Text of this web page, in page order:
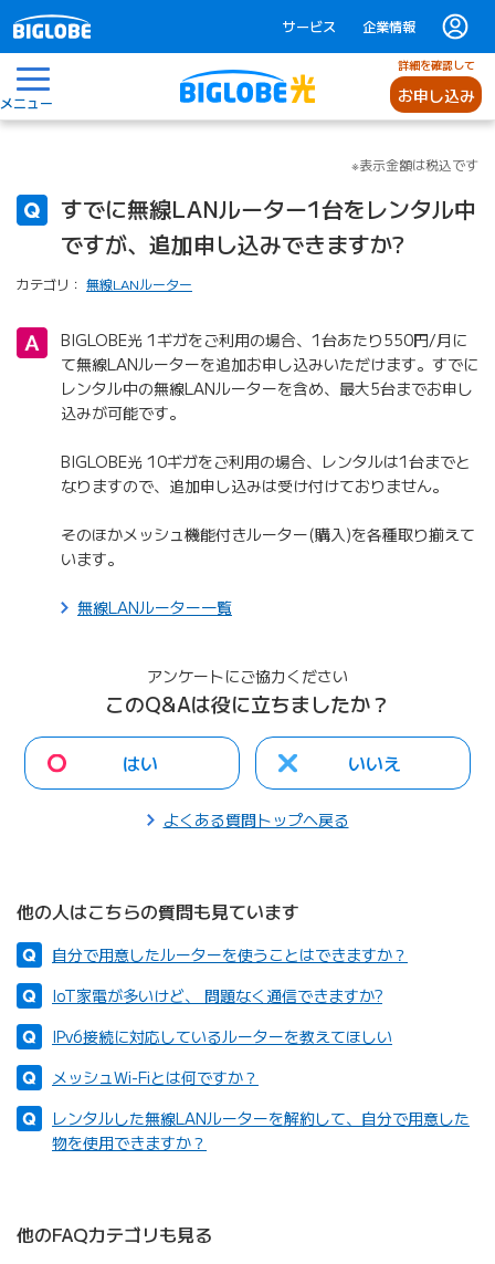
サービス 企業情報
メニュー
詳細を確認して
お申し込み
※表示金額は税込です
すでに無線LANルーター1台をレンタル中
ですが、追加申し込みできますか?
カテゴリ： 無線LANルーター
BIGLOBE光 1ギガをご利用の場合、1台あたり550円/月に
て無線LANルーターを追加お申し込みいただけます。すでに
レンタル中の無線LANルーターを含め、最大5台までお申し
込みが可能です。
BIGLOBE光 10ギガをご利用の場合、レンタルは1台までと
なりますので、追加申し込みは受け付けておりません。
そのほかメッシュ機能付きルーター(購入)を各種取り揃えて
います。
無線LANルーター一覧
アンケートにご協力ください
このQ&Aは役に立ちましたか？
はい いいえ
よくある質問トップへ戻る
他の人はこちらの質問も見ています
自分で用意したルーターを使うことはできますか？
IoT家電が多いけど、 問題なく通信できますか?
IPv6接続に対応しているルーターを教えてほしい
メッシュWi-Fiとは何ですか？
レンタルした無線LANルーターを解約して、自分で用意した
物を使用できますか？
他のFAQカテゴリも見る